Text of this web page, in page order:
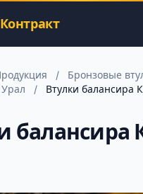
Контракт
/
Бронзовые
/ Втулки балансира